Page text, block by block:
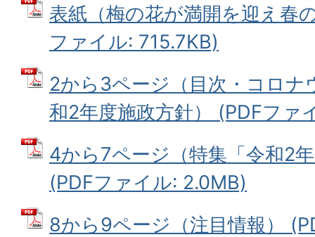
表紙（梅の花が満開を迎え春
ファイル: 715.7KB)
2から3ページ（目次・コロナ
和2年度施政方針） (PDFファ
4から7ページ（特集「令和2
(PDFファイル: 2.0MB)
8から9ページ（注目情報）